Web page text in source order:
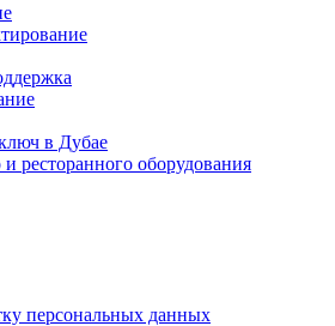
в Дубае
ресторанного оборудования
персональных данных